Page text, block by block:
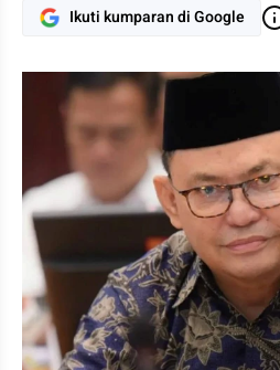
Ikuti kumparan di Google